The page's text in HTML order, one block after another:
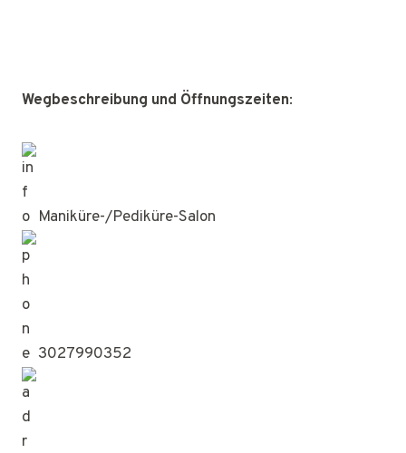
Wegbeschreibung und Öffnungszeiten:
Maniküre-/Pediküre-Salon
3027990352